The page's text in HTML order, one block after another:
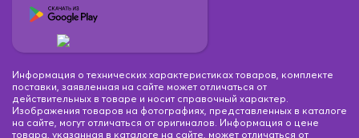
Информация о технических характеристиках товаров, комплекте
поставки, заявленная на сайте может отличаться от
действительных в товаре и носит справочный характер.
Изображения товаров на фотографиях, представленных в каталоге
на сайте, могут отличаться от оригиналов. Информация о цене
товара, указанная в каталоге на сайте, может отличаться от